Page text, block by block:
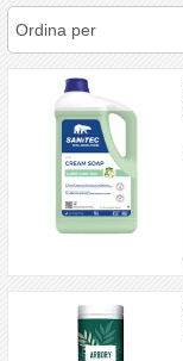
Ordina per